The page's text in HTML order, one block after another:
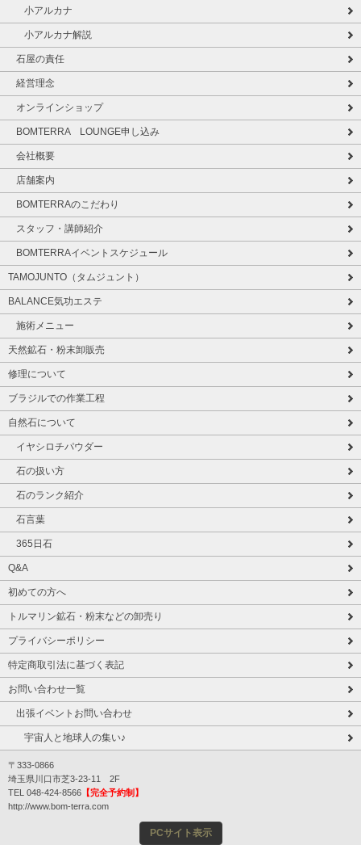
小アルカナ
小アルカナ解説
石屋の責任
経営理念
オンラインショップ
BOMTERRA LOUNGE申し込み
会社概要
店舗案内
BOMTERRAのこだわり
スタッフ・講師紹介
BOMTERRAイベントスケジュール
TAMOJUNTO（タムジュント）
BALANCE気功エステ
施術メニュー
天然鉱石・粉末卸販売
修理について
ブラジルでの作業工程
自然石について
イヤシロチパウダー
石の扱い方
石のランク紹介
石言葉
365日石
Q&A
初めての方へ
トルマリン鉱石・粉末などの卸売り
プライバシーポリシー
特定商取引法に基づく表記
お問い合わせ一覧
出張イベントお問い合わせ
宇宙人と地球人の集い♪
〒333-0866
埼玉県川口市芝3-23-11 2F
TEL 048-424-8566 【完全予約制】
http://www.bom-terra.com
PCサイト表示